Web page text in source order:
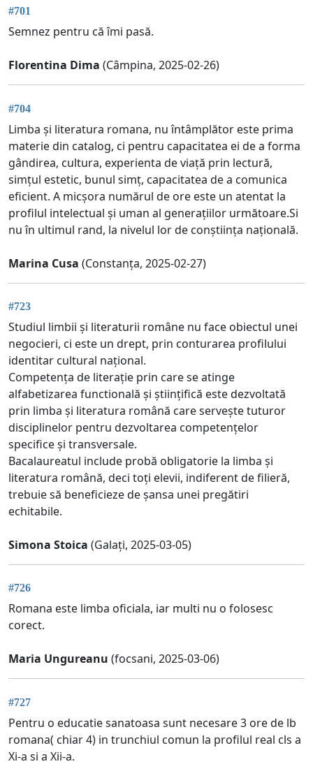
#701
Semnez pentru că îmi pasă.
Florentina Dima (Câmpina, 2025-02-26)
#704
Limba și literatura romana, nu întâmplător este prima
materie din catalog, ci pentru capacitatea ei de a forma
gândirea, cultura, experienta de viață prin lectură,
simțul estetic, bunul simț, capacitatea de a comunica
eficient. A micșora numărul de ore este un atentat la
profilul intelectual și uman al generațiilor următoare.Si
nu în ultimul rand, la nivelul lor de conștiința națională.
Marina Cusa (Constanța, 2025-02-27)
#723
Studiul limbii și literaturii române nu face obiectul unei
negocieri, ci este un drept, prin conturarea profilului
identitar cultural național.
Competența de literație prin care se atinge
alfabetizarea functională și științifică este dezvoltată
prin limba și literatura română care servește tuturor
disciplinelor pentru dezvoltarea competențelor
specifice și transversale.
Bacalaureatul include probă obligatorie la limba și
literatura română, deci toți elevii, indiferent de filieră,
trebuie să beneficieze de șansa unei pregătiri
echitabile.
Simona Stoica (Galați, 2025-03-05)
#726
Romana este limba oficiala, iar multi nu o folosesc
corect.
Maria Ungureanu (focsani, 2025-03-06)
#727
Pentru o educatie sanatoasa sunt necesare 3 ore de lb
romana( chiar 4) in trunchiul comun la profilul real cls a
Xi-a si a Xii-a.